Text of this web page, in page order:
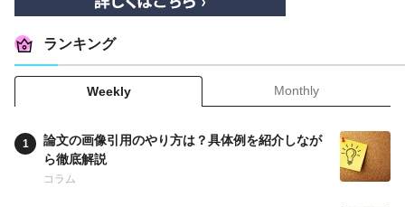
ランキング
Weekly Monthly
論文の画像引用のやり方は？具体例を紹介しなが
ら徹底解説
コラム